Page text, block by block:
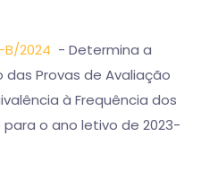
2024 - Determina a
Provas de Avaliação
à Frequência dos
para o ano letivo de 2023-